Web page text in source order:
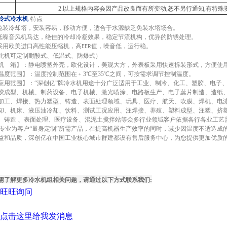
2.以上规格内容会因产品改良而有所变动,恕不另行通知,有特殊
式冷水机-特点
装冷却塔，安装容易，移动方便，适合于水源缺乏免装水塔场合。
噪音风机马达，绝佳的冷却冷凝效果，稳定节流机构，优异的防锈处理。
用欧美进口高性能压缩机，高 EER值，噪音低，运行稳。
机可定制耐酸式、低温式、防爆式）
箱】：静电喷塑外壳，欧化设计，美观大方，外表板采用快速拆装形式，方便使
度范围】：温度控制范围在﹢ 3℃至35℃之间，可按需求调节控制温度。
用范围】： “深创亿”牌冷水机用途十分广泛适用于工业、制冷、化工、塑胶、电子
成型、机械、制药设备、电子机械、激光喷涂、电路板生产、电子蕊片制造、造
工、焊接、热力塑型、铸造、表面处理领域、玩具、医疗、航天、吹膜、焊机、
、机床、液压油冷却、饮料、测试工况应用、注焊接、养殖、塑料成型、注塑、挤
铸造 、表面处理、医疗设备、混泥土搅拌站等众多行业领域客户依据各行各业工
业为客户“量身定制”所需产品，在提高机器生产效率的同时，减少因温度不适造
和品质， 深创亿在中国工业核心城市群建都设有售后服务中心，为您提供更加优质
了解更多冷水机组相关问题，请通过以下方式联系我们 :